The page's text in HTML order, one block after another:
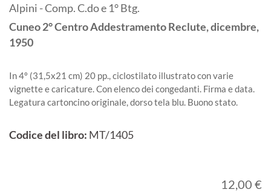
Alpini - Comp. C.do e 1° Btg.
Cuneo2° Centro Addestramento Reclute, dicembre,
1950
In 4º (31,5x21 cm) 20 pp., ciclostilato illustrato con varie
vignette e caricature. Con elenco dei congedanti. Firma e data.
Legatura cartoncino originale, dorso tela blu. Buono stato.
Codice del libro: MT/1405
12,00 €